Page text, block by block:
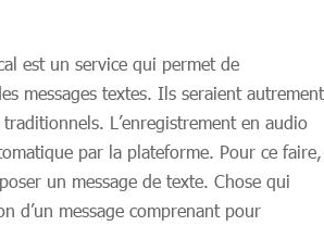
est un service qui permet de
messages textes. Ils seraient autrement
L’enregistrement en audio
par la plateforme. Pour ce faire,
un message de texte. Chose qui
d’un message comprenant pour